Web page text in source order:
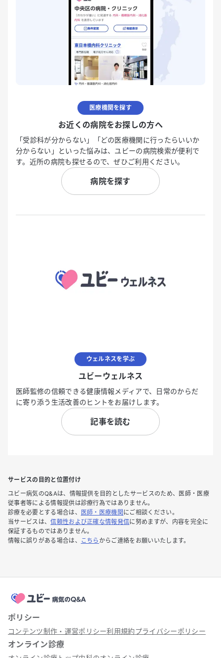
医療機関を探す
お近くの病院をお探しの方へ
「受診科が分からない」「どの医療機関に行ったらいいか
分からない」といった悩みは、ユビーの病院検索が便利で
す。近所の病院も探せるので、ぜひご利用ください。
病院を探す
ウェルネスを学ぶ
ユビーウェルネス
医師監修の信頼できる健康情報メディアで、日常のからだ
に寄り添う生活改善のヒントをお届けします。
記事を読む
サービスの目的と位置付け
ユビー病気のQ&Aは、情報提供を目的としたサービスのため、医師・医療
従事者等による情報提供は診療行為ではありません。
診療を必要とする場合は、
医師・医療機関 にご相談ください。
当サービスは、信頼性および正確な情報発信に努めますが、内容を完全に
保証するものではありません。
情報に誤りがある場合は、
こちら からご連絡をお願いいたします。
ポリシー
コンテンツ制作・運営ポリシー利用規約プライバシーポリシー
オンライン診療